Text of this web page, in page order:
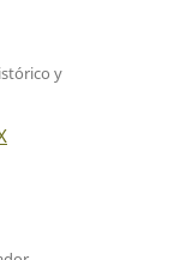
y